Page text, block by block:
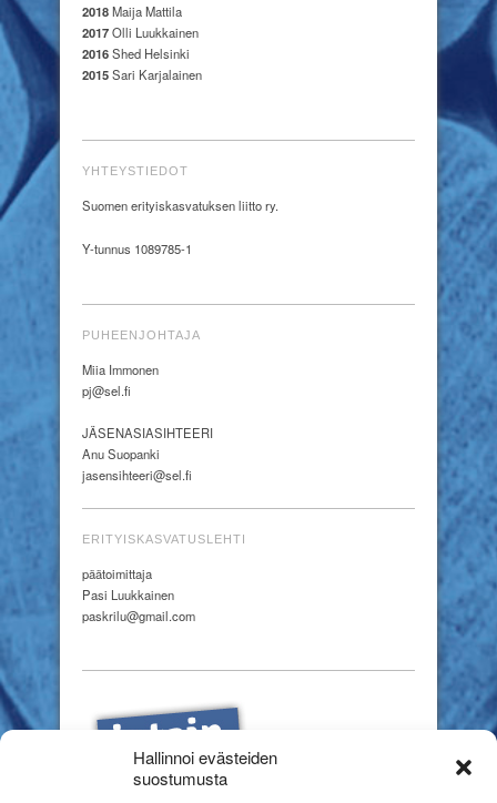
Hallinnoi evästeiden
suostumusta
2018Maija Mattila
2017Olli Luukkainen
2016Shed Helsinki
2015Sari Karjalainen
YHTEYSTIEDOT
Suomen erityiskasvatuksen liitto ry.
Y-tunnus 1089785-1
PUHEENJOHTAJA
Miia Immonen
pj@sel.fi
JÄSENASIASIHTEERI
Anu Suopanki
jasensihteeri@sel.fi
ERITYISKASVATUSLEHTI
päätoimittaja
Pasi Luukkainen
paskrilu@gmail.com